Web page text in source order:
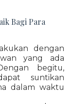
Bagi Para
dengan
yang ada
begitu,
suntikan
dalam waktu